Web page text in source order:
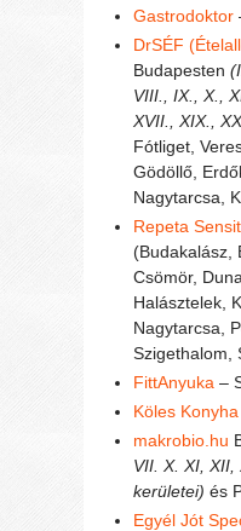
Gastrodoktor
DrSÉF
Budapesten
VIII., IX., X.,
XVII., XIX.,
Fótliget,
Gödöllő,
Nagytarcsa,
Repeta
(Budakalász,
Csömör,
Halásztelek,
Nagytarcsa,
Szigethalom,
FittAnyuka –
Köles Konyha
makrobio.hu
VII. X. XI, XII,
kerületei) és
Egyél Jót